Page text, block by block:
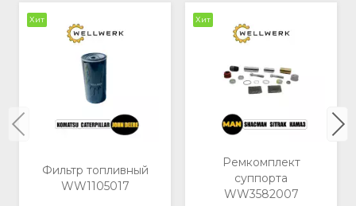
Хит
Фильтр топливный
WW1105017
Хит
Ремкомплект
суппорта
WW3582007